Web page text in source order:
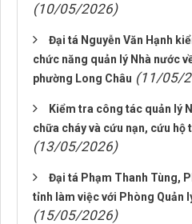
(10/05/2026)
Đại tá Nguyễn Văn Hạnh
chức năng quản lý Nhà nước
phường Long Châu (11/05/
Kiểm tra công tác quản lý
chữa cháy và cứu nạn, cứu hộ
(13/05/2026)
Đại tá Phạm Thanh Tùng,
tỉnh làm việc với Phòng Quản
(15/05/2026)